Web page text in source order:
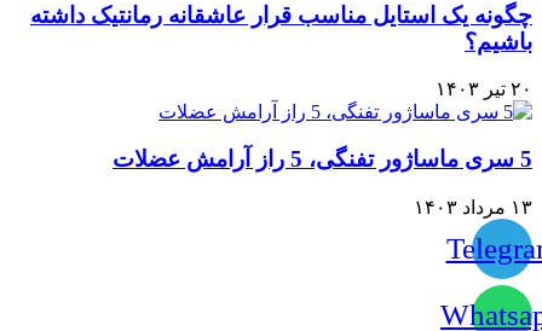
چگونه یک استایل مناسب قرار عاشقانه رمانتیک داشته
باشیم؟
۲۰ تیر ۱۴۰۳
5 سری ماساژور تفنگی، 5 راز آرامش عضلات
۱۳ مرداد ۱۴۰۳